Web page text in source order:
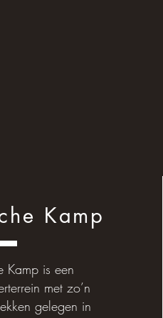
Kamp
Kamp is een
met zo’n
gelegen in